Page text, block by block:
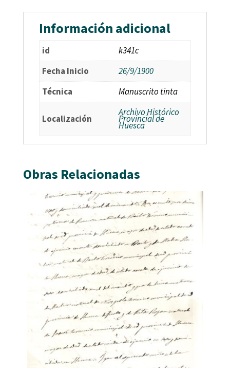
Información adicional
id
k341c
Fecha Inicio
26/9/1900
Técnica
Manuscrito tinta
Localización
Archivo Histórico
Provincial de
Huesca
Obras Relacionadas